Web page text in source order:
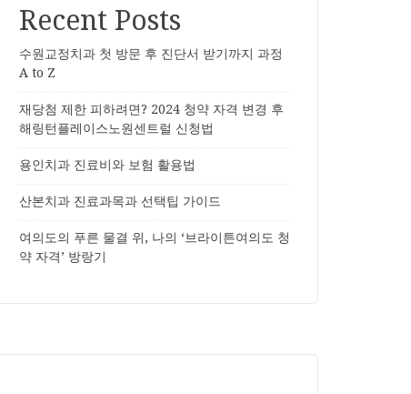
Recent Posts
수원교정치과 첫 방문 후 진단서 받기까지 과정
A to Z
재당첨 제한 피하려면? 2024 청약 자격 변경 후
해링턴플레이스노원센트럴 신청법
용인치과 진료비와 보험 활용법
산본치과 진료과목과 선택팁 가이드
여의도의 푸른 물결 위, 나의 ‘브라이튼여의도 청
약 자격’ 방랑기